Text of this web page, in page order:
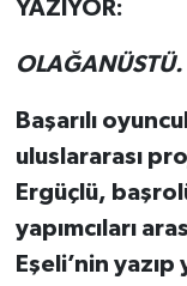
YAZIYOR:
Başarılı
uluslararası
Ergüçlü,
yapımcıları
Eşeli’nin